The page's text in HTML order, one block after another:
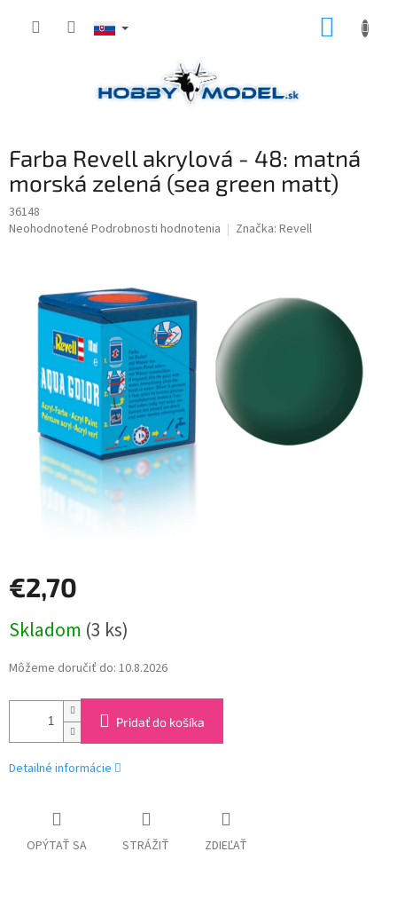
Farba Revell akrylová - 48: matná
morská zelená (sea green matt)
36148
Priemerné
hviezdičiek.
Neohodnotené Podrobnosti hodnotenia Značka: Revell
€2,70
cena:
Skladom (3 ks)
Môžeme doručiť do: 10.8.2026
Pridať do košíka
Detailné informácie
OPÝTAŤ SA STRÁŽIŤ ZDIEĽAŤ